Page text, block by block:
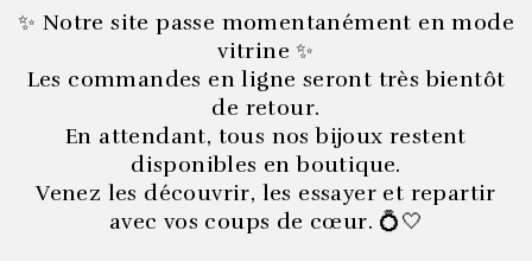
✨ Notre site passe momentanément en mode
vitrine ✨
Les commandes en ligne seront très bientôt
de retour.
En attendant, tous nos bijoux restent
disponibles en boutique.
Venez les découvrir, les essayer et repartir
avec vos coups de cœur. 💍🤍